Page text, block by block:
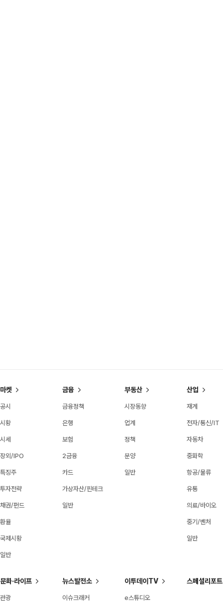
마켓
공시
시황
시세
장외/IPO
특징주
투자전략
채권/펀드
환율
국제시황
일반
금융
금융정책
은행
보험
2금융
카드
가상자산/핀테크
일반
부동산
시장동향
업계
정책
분양
일반
산업
재계
전자/통신/IT
자동차
중화학
항공/물류
유통
의료/바이오
중기/벤처
일반
문화·라이프
관광
뉴스발전소
이슈크래커
이투데이TV
e스튜디오
스페셜리포트